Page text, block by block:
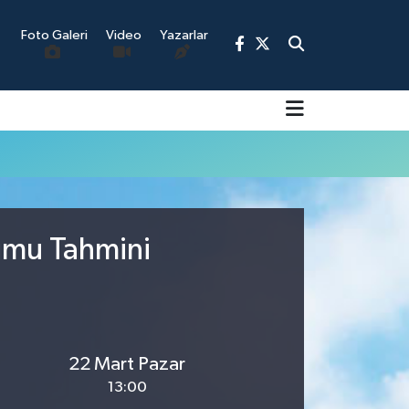
Foto Galeri Video Yazarlar
Tahmini
22 Mart Pazar
13:00